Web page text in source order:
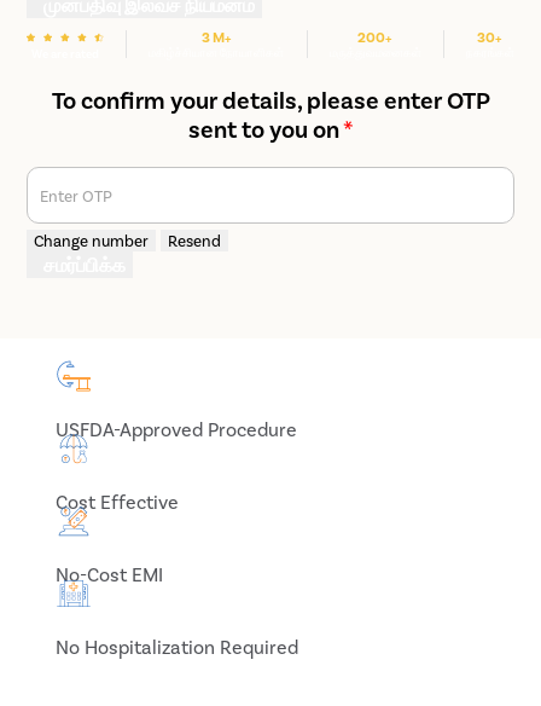
3 M+ 200+ 30+
To confirm your details, please enter OTP
sent to you on*
Enter OTP
Change number Resend
USFDA-Approved Procedure
Cost Effective
No-Cost EMI
No Hospitalization Required